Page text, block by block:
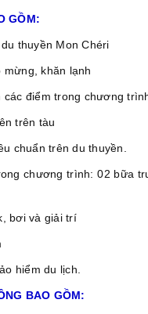
GỒM:
thuyền Mon Chéri
khăn lạnh
các điểm trong chương
trên tàu
chuẩn trên du thuyền.
chương trình: 02 bữa
bơi và giải trí
hiểm du lịch.
BAO GỒM: